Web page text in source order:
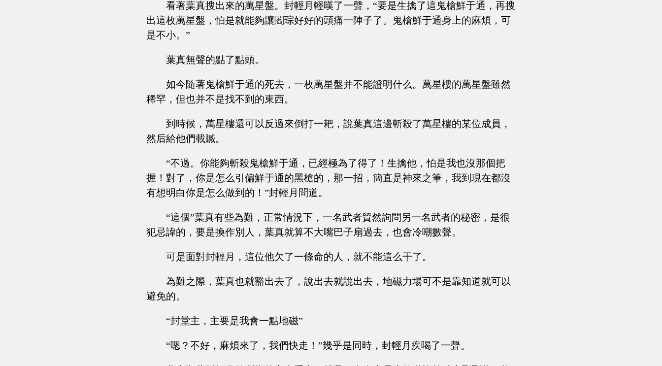
看著葉真搜出來的萬星盤。封輕月輕嘆了一聲，“要是生擒了這鬼槍鮮于通，再搜
出這枚萬星盤，怕是就能夠讓閻琮好好的頭痛一陣子了。鬼槍鮮于通身上的麻煩，可
是不小。”
葉真無聲的點了點頭。
如今隨著鬼槍鮮于通的死去，一枚萬星盤并不能證明什么。萬星樓的萬星盤雖然
稀罕，但也并不是找不到的東西。
到時候，萬星樓還可以反過來倒打一耙，說葉真這邊斬殺了萬星樓的某位成員，
然后給他們載贓。
“不過。你能夠斬殺鬼槍鮮于通，已經極為了得了！生擒他，怕是我也沒那個把
握！對了，你是怎么引偏鮮于通的黑槍的，那一招，簡直是神來之筆，我到現在都沒
有想明白你是怎么做到的！”封輕月問道。
“這個”葉真有些為難，正常情況下，一名武者貿然詢問另一名武者的秘密，是很
犯忌諱的，要是換作別人，葉真就算不大嘴巴子扇過去，也會冷嘲數聲。
可是面對封輕月，這位他欠了一條命的人，就不能這么干了。
為難之際，葉真也就豁出去了，說出去就說出去，地磁力場可不是靠知道就可以
避免的。
“封堂主，主要是我會一點地磁”
“嗯？不好，麻煩來了，我們快走！”幾乎是同時，封輕月疾喝了一聲。